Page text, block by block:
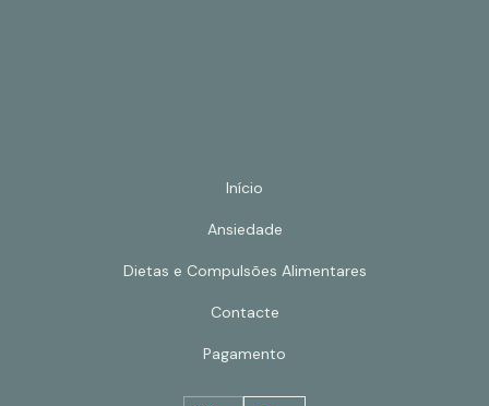
Início
Ansiedade
Dietas e Compulsões Alimentares
Contacte
Pagamento